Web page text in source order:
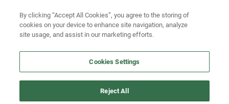
Ubicación
Busca por modelo
By clicking “Accept All Cookies”, you agree to the storing of
cookies on your device to enhance site navigation, analyze
site usage, and assist in our marketing efforts.
Cookies Settings
Reject All